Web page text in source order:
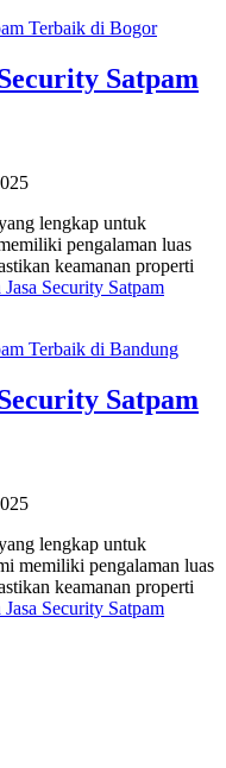
Satpam
lengkap untuk
pengalaman luas
keamanan properti
Security Satpam
Satpam
lengkap untuk
memiliki pengalaman luas
keamanan properti
Security Satpam